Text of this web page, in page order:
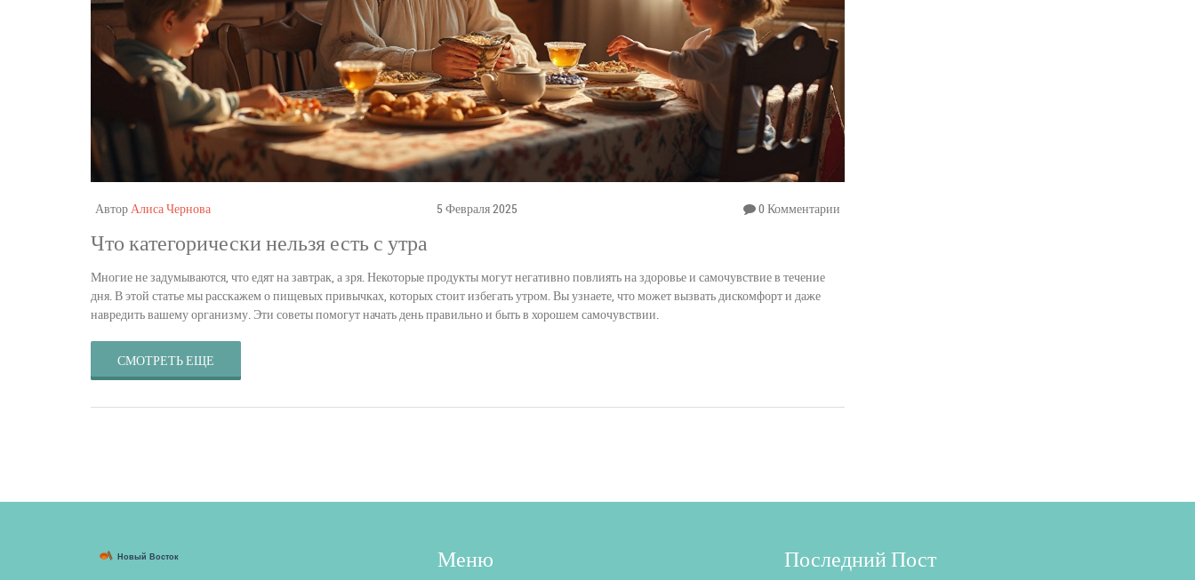
АвторАлиса Чернова 5 Февраля 2025 0 Комментарии
Что категорически нельзя есть с утра
Многие не задумываются, что едят на завтрак, а зря. Некоторые продукты могут негативно повлиять на здоровье и самочувствие в течение
дня. В этой статье мы расскажем о пищевых привычках, которых стоит избегать утром. Вы узнаете, что может вызвать дискомфорт и даже
навредить вашему организму. Эти советы помогут начать день правильно и быть в хорошем самочувствии.
СМОТРЕТЬ ЕЩЕ
Меню Последний Пост